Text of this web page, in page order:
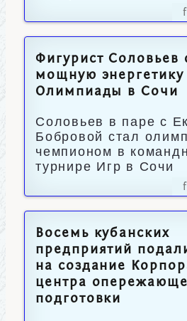
Фигурист Соловьев
мощную энергетику
Олимпиады в Сочи
Соловьев в паре с
Бобровой стал
чемпионом в
турнире Игр в Сочи
Восемь кубанских
предприятий
на создание
центра
подготовки